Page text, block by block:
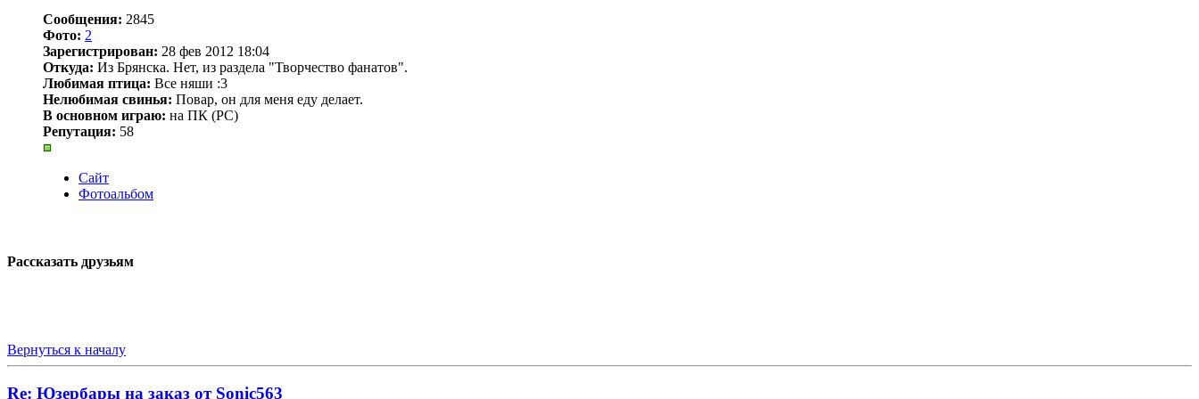
Сообщения: 2845
Фото: 2
Зарегистрирован: 28 фев 2012 18:04
Откуда: Из Брянска. Нет, из раздела "Творчество фанатов".
Любимая птица: Все няши :3
Нелюбимая свинья: Повар, он для меня еду делает.
В основном играю: на ПК (PC)
Репутация: 58
Сайт
Фотоальбом
Рассказать друзьям
Вернуться к началу
Re: Юзербары на заказ от Sonic563